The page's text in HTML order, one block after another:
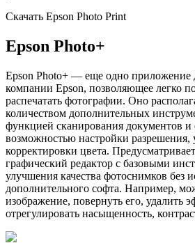
Скачать Epson Photo Print
Epson Photo+
Epson Photo+ — еще одно приложение
компании Epson, позволяющее легко
распечатать фотографии. Оно
количеством дополнительных
функцией сканирования документов и
возможностью настройки разрешения,
корректировки цвета.
графический редактор с базовыми
улучшения качества фотоснимков без
дополнительного софта. Например,
изображение, повернуть его, удалить
отрегулировать насыщенность,